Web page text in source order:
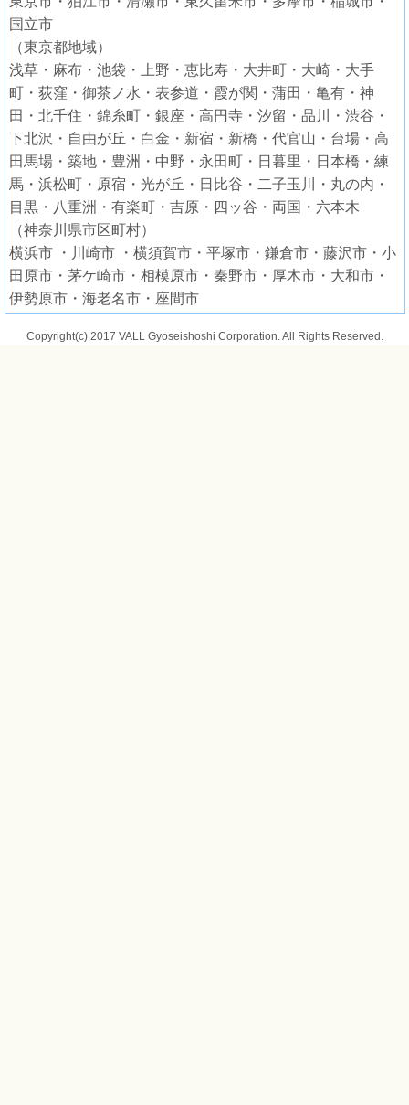
国立市
（東京都地域）
浅草・麻布・池袋・上野・恵比寿・大井町・大崎・大手
町・荻窪・御茶ノ水・表参道・霞が関・蒲田・亀有・神
田・北千住・錦糸町・銀座・高円寺・汐留・品川・渋谷・
下北沢・自由が丘・白金・新宿・新橋・代官山・台場・高
田馬場・築地・豊洲・中野・永田町・日暮里・日本橋・練
馬・浜松町・原宿・光が丘・日比谷・二子玉川・丸の内・
目黒・八重洲・有楽町・吉原・四ッ谷・両国・六本木
（神奈川県市区町村）
横浜市 ・川崎市 ・横須賀市・平塚市・鎌倉市・藤沢市・小
田原市・茅ケ崎市・相模原市・秦野市・厚木市・大和市・
伊勢原市・海老名市・座間市
Copyright(c) 2017 VALL Gyoseishoshi Corporation. All Rights Reserved.